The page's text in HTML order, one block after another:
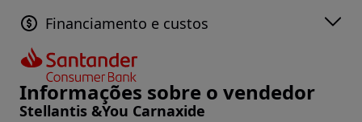
Financiamento e custos
Informações sobre o vendedor
Stellantis &You Carnaxide